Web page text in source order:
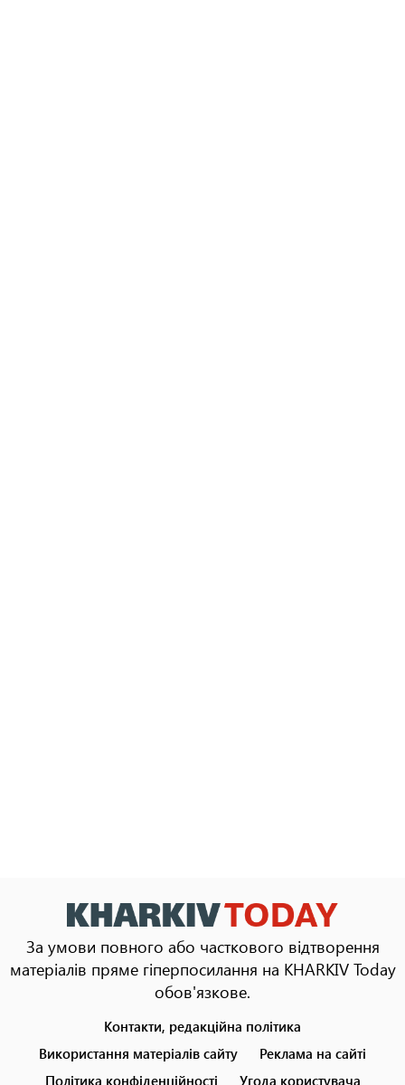
За умови повного або часткового відтворення
матеріалів пряме гіперпосилання на KHARKIV Today
обов'язкове.
menu
Контакти, редакційна політика
Використання матеріалів сайту
Реклама на сайті
Політика конфіденційності
Угода користувача